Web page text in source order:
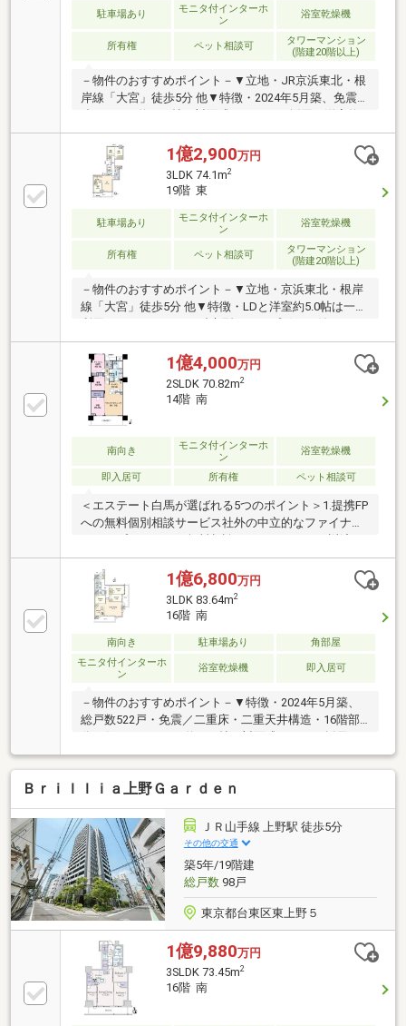
成城石井ルミネ大宮ルミネ2店 徒歩3分(約190m)■ ご希
望の住まい探しをお手伝いします ━━━━━・・・物
件の詳細・ご相談はお気軽にお問い合わせください。
駐車場あり
モニタ付インターホ
ン
浴室乾燥機
所有権 ペット相談可
タワーマンション
(階建20階以上)
－物件のおすすめポイント－▼立地・JR京浜東北・根
岸線「大宮」徒歩5分 他▼特徴・2024年5月築、免震構
造・LDKは約15.4帖、対面式キッチンを採用・洋室約
4.4帖は2WAY仕様・コンシェルジュサービス有(8時～
18時)・ペット飼育可能(細則有)・ゴミ置場・宅配ボッ
クス・トランクルーム(各階)・ゲストルーム等の共用
施設有▼設備・食洗機・ディスポーザー・浴室暖房乾
燥機・エコジョーズ▼周辺環境・マルエツ大宮サクラ
スクエア店 徒歩1分(約40m)■ ご希望の住まい探しをお
手伝いします ━━━━━・・・物件の詳細・ご相談は
お気軽にお問い合わせください。
1億2,900万円
3LDK 74.1m2
19階 東
駐車場あり
モニタ付インターホ
ン
浴室乾燥機
所有権 ペット相談可
タワーマンション
(階建20階以上)
－物件のおすすめポイント－▼立地・京浜東北・根岸
線「大宮」徒歩5分 他▼特徴・LDと洋室約5.0帖は一体
利用も可・キッチンは独立型、カップボード付・WIC
等、各洋室収納付・スカイラウンジ等、多彩な共用施
設有・各階にゴミ置き場・宅配BOX有・24時間有人管
理(管理員・コンシェルジュ・夜間警備員)・ペット飼
育可(細則有／足洗い場有)▼設備・食洗機・ディスポ
ーザー・浴室乾燥機・エコジョーズ▼周辺環境・マル
エツ大宮サクラスクエア店 徒歩1分(約40m)■ ご希望の
住まい探しをお手伝いします ━━━━━・・・物件の
詳細・ご相談はお気軽にお問い合わせください。
1億4,000万円
2SLDK 70.82m2
14階 南
南向き
モニタ付インターホ
ン
浴室乾燥機
即入居可 所有権 ペット相談可
＜エステート白馬が選ばれる5つのポイント＞1.提携FP
への無料個別相談サービス社外の中立的なファイナン
シャルプランナーと無料相談できます。ローン返済だ
けでなく、教育・老後の資金等も含めてシミュレーシ
ョンをご提案できます。2.物件情報が豊富さいたま市
を中心にたくさんの情報をご用意しております。イン
ターネット広告前の未公開物件も多数取り揃えており
ます。3.HAKUBAグループでリフォーム、注文建築一
級建築士をはじめとした専門スタッフがおりますので
ご見学と合わせて、リフォームや注文建築についてご
相談頂けます。4.年中無休(年末年始除く)で営業してお
ります営業時間 9:30～19:00
1億6,800万円
3LDK 83.64m2
16階 南
南向き 駐車場あり
角部屋
モニタ付インターホ
ン
浴室乾燥機 即入居可
－物件のおすすめポイント－▼特徴・2024年5月築、
総戸数522戸・免震／二重床・二重天井構造・16階部
分の住まい・LDKは約19.9帖、対面式キッチン採用・
WIC等、全居室収納付・南・東の2面バルコニー・ゲス
トルーム等の共用施設有・コンシェルジュサービス有
(8時～18時)・ペット飼育可(細則有)▼設備・ディスポ
ーザー／食洗機・浴室暖房乾燥機・エコジョーズ・ゴ
ミ置場／宅配ボックス／トランクルーム(各階)・高圧
一括受電システム・共用部Wi-Fi対応■ ご希望の住まい
探しをお手伝いします ━━━━━・・・物件の詳細・
ご相談はお気軽にお問い合わせください。
Ｂｒｉｌｌｉａ上野Ｇａｒｄｅｎ
ＪＲ山手線 上野駅 徒歩5分
その他の交通
築5年/19階建
総戸数98戸
東京都台東区東上野５
1億9,880万円
3SLDK 73.45m2
16階 南